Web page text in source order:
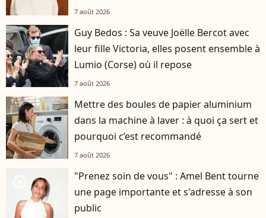
7 août 2026
Guy Bedos : Sa veuve Joëlle Bercot avec
leur fille Victoria, elles posent ensemble à
Lumio (Corse) où il repose
7 août 2026
Mettre des boules de papier aluminium
dans la machine à laver : à quoi ça sert et
pourquoi c’est recommandé
7 août 2026
"Prenez soin de vous" : Amel Bent tourne
une page importante et s'adresse à son
public